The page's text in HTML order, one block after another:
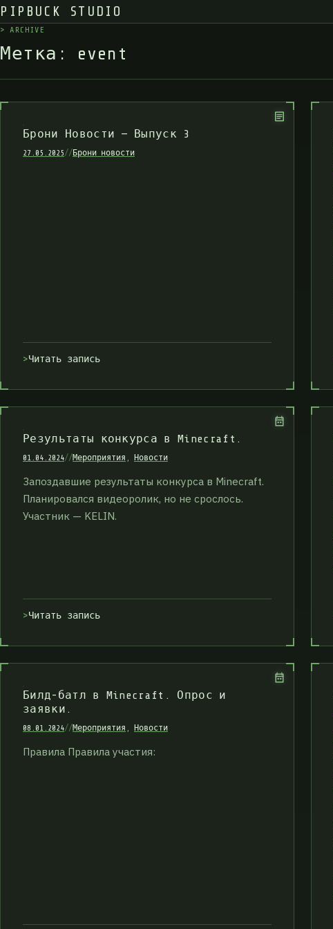
PIPBUCK STUDIO
> A RC HIV E
Мет ка : even t
Брони Новости — Выпуск 3
27.05.2025//Брони новости
Читать запись
Результаты конкурса в Minecraft.
01.04.2024//Мероприятия , Новости
Запоздавшие результаты конкурса в Minecraft.
Планировался видеоролик, но не срослось.
Участник — KELIN.
Читать запись
Билд-батл в Minecraft. Опрос и
заявки.
08.01.2024//Мероприятия , Новости
Правила Правила участия: